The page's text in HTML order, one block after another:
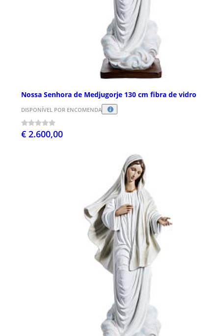
Nossa Senhora de Medjugorje 130 cm fibra de vidro
DISPONÍVEL POR ENCOMENDA
€ 2.600,00